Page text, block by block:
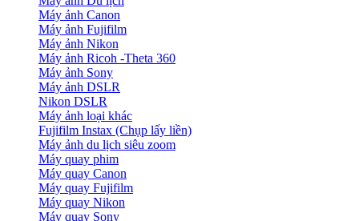
Máy ảnh Canon
Máy ảnh Fujifilm
Máy ảnh Nikon
Máy ảnh Ricoh -Theta 360
Máy ảnh Sony
Máy ảnh DSLR
Nikon DSLR
Máy ảnh loại khác
Fujifilm Instax (Chụp lấy liền)
Máy ảnh du lịch siêu zoom
Máy quay phim
Máy quay Canon
Máy quay Fujifilm
Máy quay Nikon
Máy quay Sony